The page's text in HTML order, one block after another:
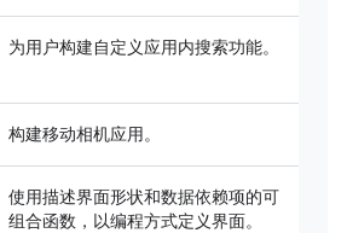
为用户构建自定义应用内搜索功能。
构建移动相机应用。
使用描述界面形状和数据依赖项的可
组合函数，以编程方式定义界面。